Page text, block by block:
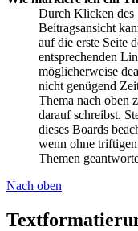
Durch Klicken des
Beitragsansicht
auf die erste Seite
entsprechenden
möglicherweise
nicht genügend
Thema nach oben
darauf schreibst.
dieses Boards
wenn ohne
Themen
Nach oben